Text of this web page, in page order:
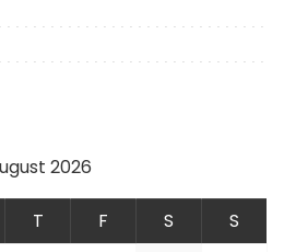
2026
T F S
S